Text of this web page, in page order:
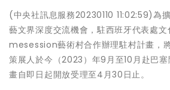
(中央社訊息服務20230110 11:02:59)為
藝文界深度交流機會，駐西班牙代表處
mesession藝術村合作辦理駐村計畫，
策展人於今（2023）年9月至10月赴巴
畫自即日起開放受理至4月30日止。